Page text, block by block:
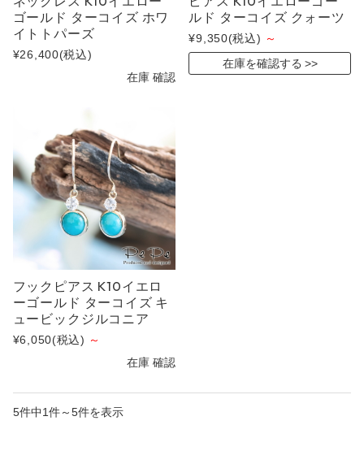
ゴールド ターコイズ ホワ
イトトパーズ
¥26,400(税込)
在庫 確認
ルド ターコイズ クォーツ
¥9,350(税込) ～
在庫を確認する
フックピアス K10イエロ
ーゴールド ターコイズ キ
ュービックジルコニア
¥6,050(税込) ～
在庫 確認
5件中1件～5件を表示